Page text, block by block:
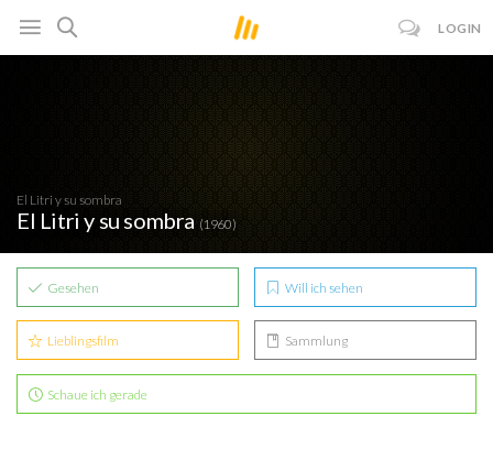
LOGIN
El Litri y su sombra
El Litri y su sombra (1960)
Gesehen Will ich sehen
Lieblingsfilm Sammlung
Schaue ich gerade